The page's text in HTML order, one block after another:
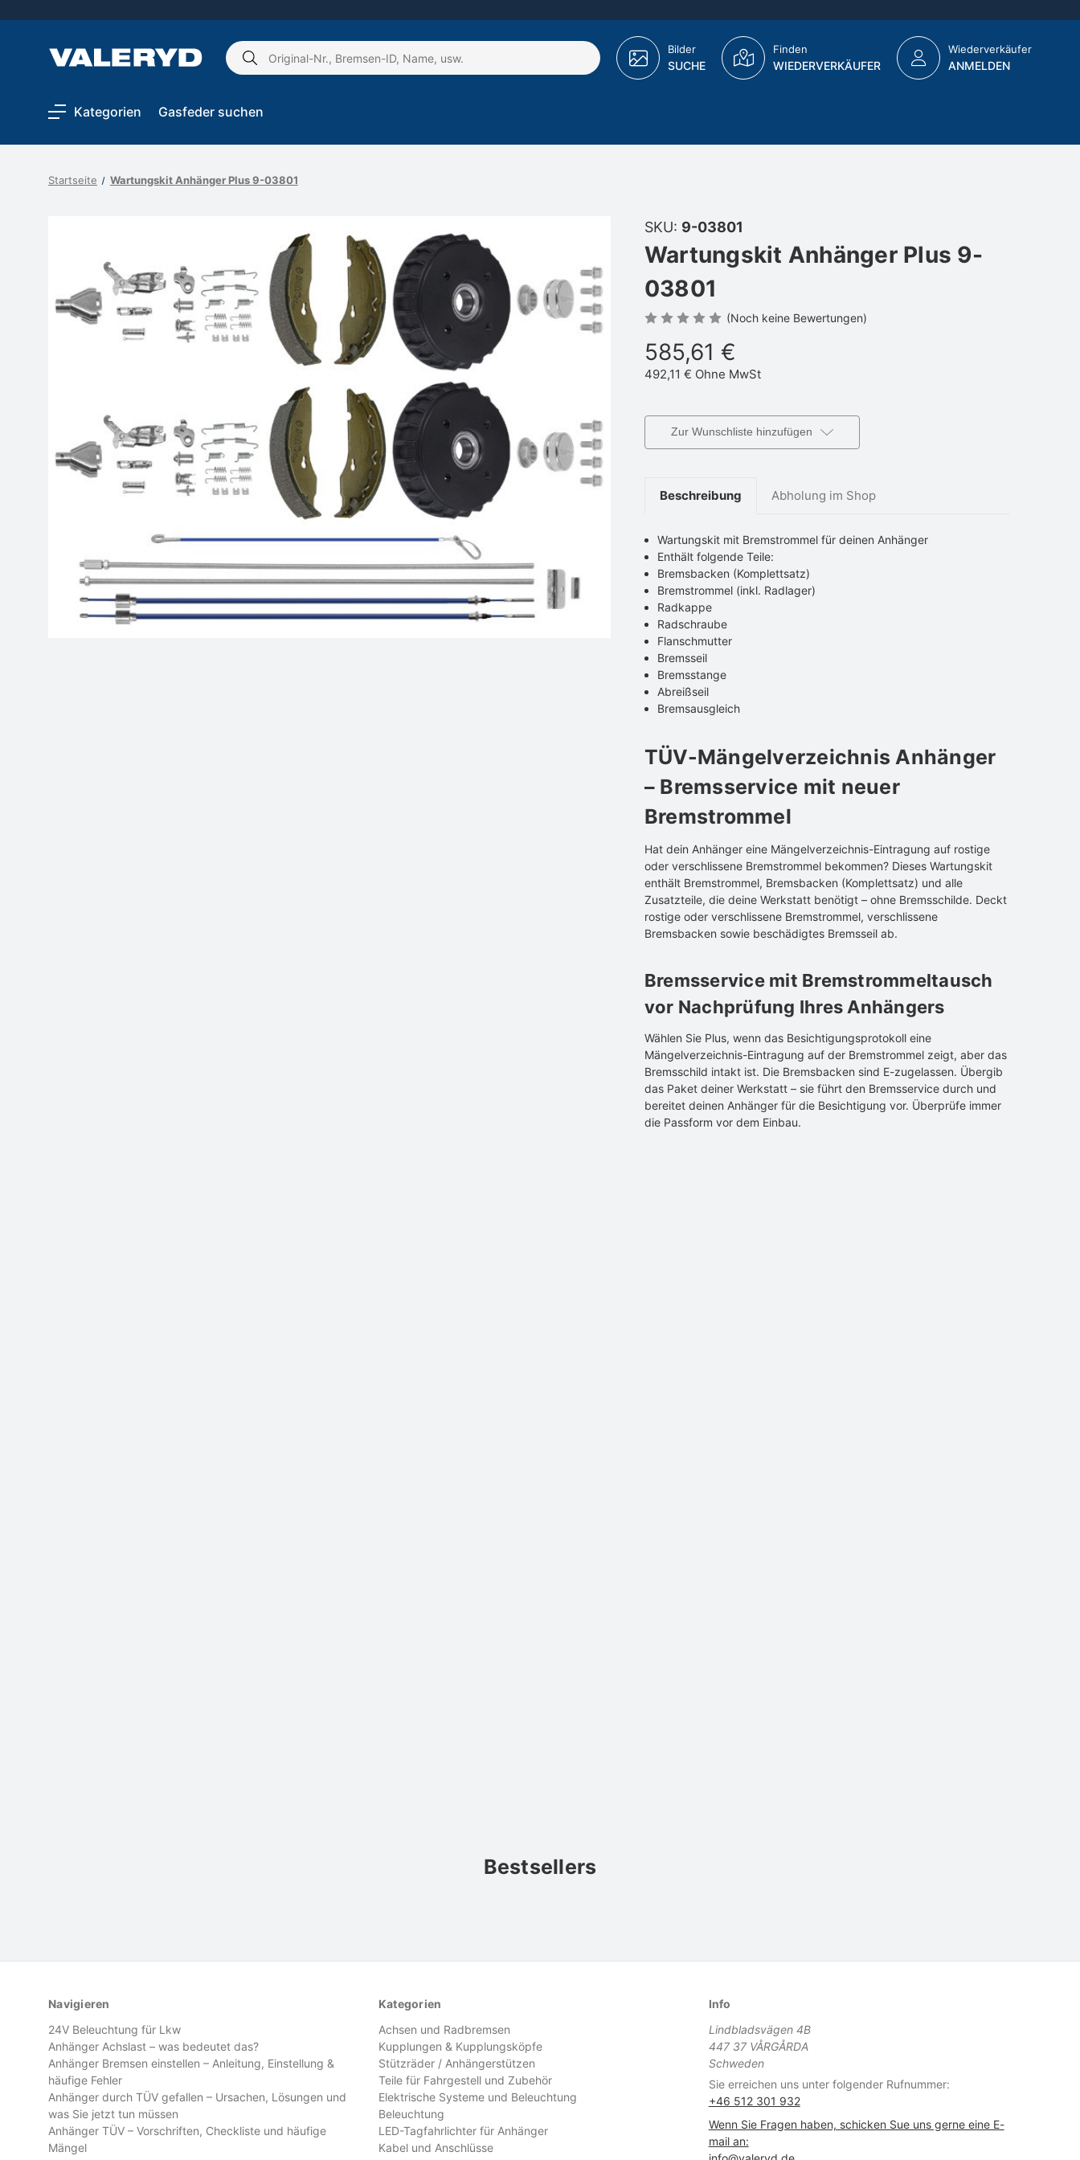
Schlagwort
Bilder
SUCHE
Finden
WIEDERVERKÄUFER
Wiederverkäufer
ANMELDEN
Kategorien Gasfeder suchen
Startseite Wartungskit Anhänger Plus 9-03801
SKU: 9-03801
Wartungskit Anhänger Plus 9-
03801
(Noch keine Bewertungen)
585,61 €
492,11 € Ohne MwSt
Zur Wunschliste hinzufügen
Beschreibung Abholung im Shop
Wartungskit mit Bremstrommel für deinen Anhänger
Enthält folgende Teile:
Bremsbacken (Komplettsatz)
Bremstrommel (inkl. Radlager)
Radkappe
Radschraube
Flanschmutter
Bremsseil
Bremsstange
Abreißseil
Bremsausgleich
TÜV-Mängelverzeichnis Anhänger
– Bremsservice mit neuer
Bremstrommel
Hat dein Anhänger eine Mängelverzeichnis-Eintragung auf rostige
oder verschlissene Bremstrommel bekommen? Dieses Wartungskit
enthält Bremstrommel, Bremsbacken (Komplettsatz) und alle
Zusatzteile, die deine Werkstatt benötigt – ohne Bremsschilde. Deckt
rostige oder verschlissene Bremstrommel, verschlissene
Bremsbacken sowie beschädigtes Bremsseil ab.
Bremsservice mit Bremstrommeltausch
vor Nachprüfung Ihres Anhängers
Wählen Sie Plus, wenn das Besichtigungsprotokoll eine
Mängelverzeichnis-Eintragung auf der Bremstrommel zeigt, aber das
Bremsschild intakt ist. Die Bremsbacken sind E-zugelassen. Übergib
das Paket deiner Werkstatt – sie führt den Bremsservice durch und
bereitet deinen Anhänger für die Besichtigung vor. Überprüfe immer
die Passform vor dem Einbau.
Bestsellers
Navigieren
24V Beleuchtung für Lkw
Anhänger Achslast – was bedeutet das?
Anhänger Bremsen einstellen – Anleitung, Einstellung &
häufige Fehler
Anhänger durch TÜV gefallen – Ursachen, Lösungen und
was Sie jetzt tun müssen
Anhänger TÜV – Vorschriften, Checkliste und häufige
Mängel
Kategorien
Achsen und Radbremsen
Kupplungen & Kupplungsköpfe
Stützräder / Anhängerstützen
Teile für Fahrgestell und Zubehör
Elektrische Systeme und Beleuchtung
Beleuchtung
LED-Tagfahrlichter für Anhänger
Kabel und Anschlüsse
Info
Lindbladsvägen 4B
447 37 VÅRGÅRDA
Schweden
Sie erreichen uns unter folgender Rufnummer:
+46 512 301 932
Wenn Sie Fragen haben, schicken Sue uns gerne eine E-
mail an: